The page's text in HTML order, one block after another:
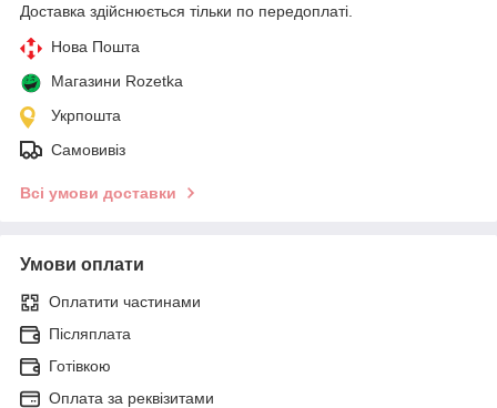
Доставка здійснюється тільки по передоплаті.
Нова Пошта
Магазини Rozetka
Укрпошта
Самовивіз
Всі умови доставки
Умови оплати
Оплатити частинами
Післяплата
Готівкою
Оплата за реквізитами